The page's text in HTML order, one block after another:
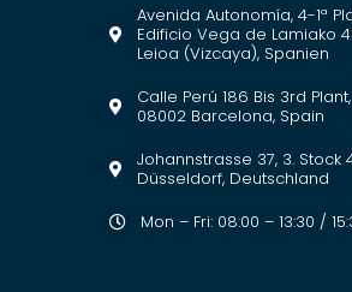
Avenida Autonomía, 4-1ª
Edificio Vega de Lamiako
Leioa (Vizcaya), Spanien
Calle Perú 186 Bis 3rd
08002 Barcelona, Spain
Johannstrasse 37, 3. Stock
Düsseldorf, Deutschland
Mon – Fri: 08:00 – 13:30 /